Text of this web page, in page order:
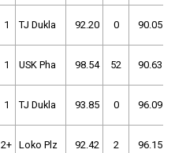
1 TJ Dukla 92.20 0 90.05
1 USK Pha 98.54 52 90.63
1 TJ Dukla 93.85 0 96.09
2+ Loko Plz 92.42 2 96.15